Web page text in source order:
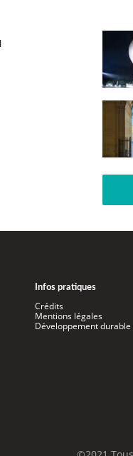
Infos pratiques
Crédits
Mentions légales
Développement durable